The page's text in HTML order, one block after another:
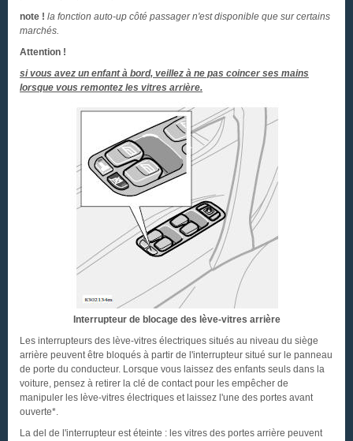
note ! la fonction auto-up côté passager n'est disponible que sur certains
marchés.
Attention !
si vous avez un enfant à bord, veillez à ne pas coincer ses mains
lorsque vous remontez les vitres arrière.
Interrupteur de blocage des lève-vitres arrière
Les interrupteurs des lève-vitres électriques situés au niveau du siège
arrière peuvent être bloqués à partir de l'interrupteur situé sur le panneau
de porte du conducteur. Lorsque vous laissez des enfants seuls dans la
voiture, pensez à retirer la clé de contact pour les empêcher de
manipuler les lève-vitres électriques et laissez l'une des portes avant
ouverte*.
La del de l'interrupteur est éteinte : les vitres des portes arrière peuvent